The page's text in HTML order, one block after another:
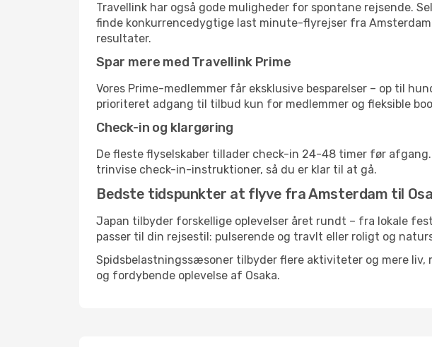
Travellink har også gode muligheder for spontane rejsende.
finde konkurrencedygtige last minute-flyrejser fra
resultater.
Spar mere med Travellink Prime
Vores Prime-medlemmer får eksklusive besparelser – op til
prioriteret adgang til tilbud kun for medlemmer og fleksible
Check-in og klargøring
De fleste flyselskaber tillader check-in 24-48 timer før
trinvise check-in-instruktioner, så du er klar til at gå.
Bedste tidspunkter at flyve fra Amsterdam til
Japan tilbyder forskellige oplevelser året rundt – fra lokale
passer til din rejsestil: pulserende og travlt eller roligt og
Spidsbelastningssæsoner tilbyder flere aktiviteter og mere liv,
og fordybende oplevelse af Osaka.